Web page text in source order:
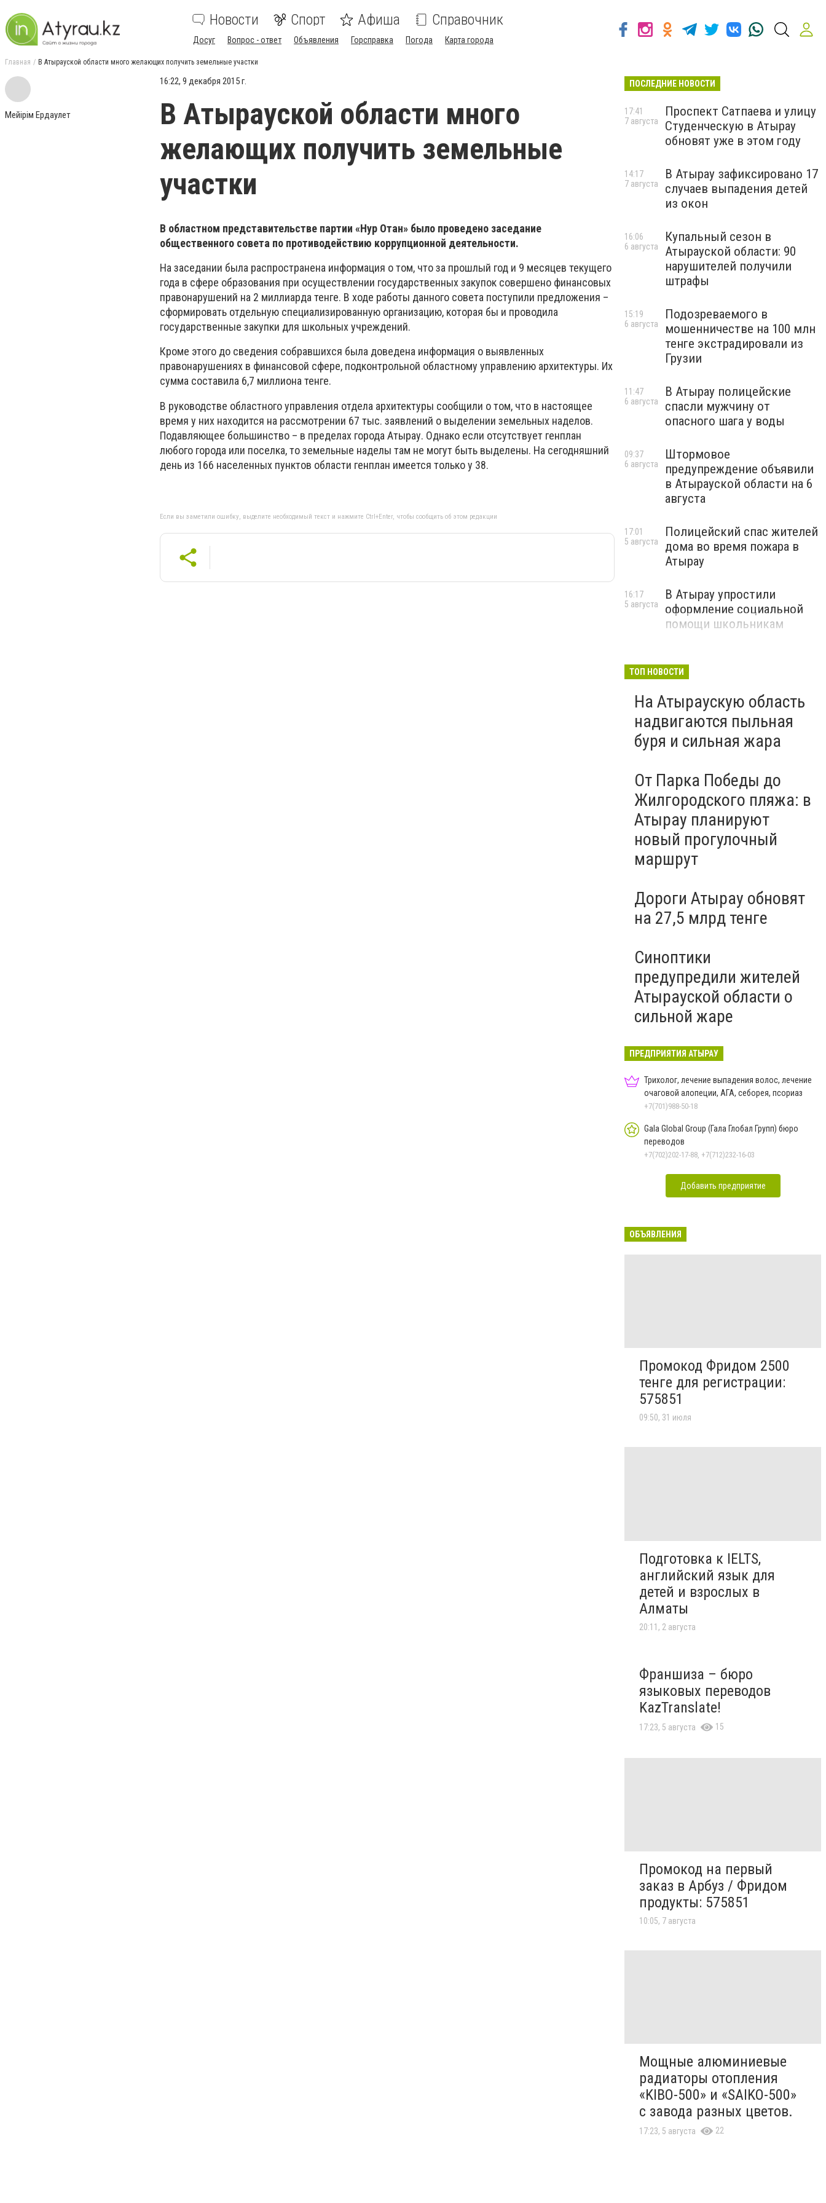
Новости Спорт Афиша Справочник
Досуг Вопрос - ответ Объявления Горсправка Погода Карта города
Главная В Атырауской области много желающих получить земельные участки
Мейiрiм Ердаулет
16:22, 9 декабря 2015 г.
В Атырауской области много
желающих получить земельные
участки
В областном представительстве партии «Нур Отан» было проведено заседание
общественного совета по противодействию коррупционной деятельности.
На заседании была распространена информация о том, что за прошлый год и 9 месяцев текущего
года в сфере образования при осуществлении государственных закупок совершено финансовых
правонарушений на 2 миллиарда тенге. В ходе работы данного совета поступили предложения –
сформировать отдельную специализированную организацию, которая бы и проводила
государственные закупки для школьных учреждений.
Кроме этого до сведения собравшихся была доведена информация о выявленных
правонарушениях в финансовой сфере, подконтрольной областному управлению архитектуры. Их
сумма составила 6,7 миллиона тенге.
В руководстве областного управления отдела архитектуры сообщили о том, что в настоящее
время у них находится на рассмотрении 67 тыс. заявлений о выделении земельных наделов.
Подавляющее большинство – в пределах города Атырау. Однако если отсутствует генплан
любого города или поселка, то земельные наделы там не могут быть выделены. На сегодняшний
день из 166 населенных пунктов области генплан имеется только у 38.
Если вы заметили ошибку, выделите необходимый текст и нажмите Ctrl+Enter, чтобы сообщить об этом редакции
ПОСЛЕДНИЕ НОВОСТИ
Проспект Сатпаева и улицу
Студенческую в Атырау
обновят уже в этом году
17:41
7 августа
В Атырау зафиксировано 17
случаев выпадения детей
из окон
14:17
7 августа
Купальный сезон в
Атырауской области: 90
нарушителей получили
штрафы
16:06
6 августа
Подозреваемого в
мошенничестве на 100 млн
тенге экстрадировали из
Грузии
15:19
6 августа
В Атырау полицейские
спасли мужчину от
опасного шага у воды
11:47
6 августа
Штормовое
предупреждение объявили
в Атырауской области на 6
августа
09:37
6 августа
Полицейский спас жителей
дома во время пожара в
Атырау
17:01
5 августа
В Атырау упростили
оформление социальной
помощи школьникам
16:17
5 августа
ТОП НОВОСТИ
На Атыраускую область
надвигаются пыльная
буря и сильная жара
От Парка Победы до
Жилгородского пляжа: в
Атырау планируют
новый прогулочный
маршрут
Дороги Атырау обновят
на 27,5 млрд тенге
Синоптики
предупредили жителей
Атырауской области о
сильной жаре
ПРЕДПРИЯТИЯ АТЫРАУ
Трихолог, лечение выпадения волос, лечение
очаговой алопеции, АГА, себорея, псориаз
+7(701)988-50-18
Gala Global Group (Гала Глобал Групп) бюро
переводов
+7(702)202-17-88, +7(712)232-16-03
Добавить предприятие
ОБЪЯВЛЕНИЯ
Промокод Фридом 2500
тенге для регистрации:
575851
09:50, 31 июля
Подготовка к IELTS,
английский язык для
детей и взрослых в
Алматы
20:11, 2 августа
Франшиза – бюро
языковых переводов
KazTranslate!
17:23, 5 августа 15
Промокод на первый
заказ в Арбуз / Фридом
продукты: 575851
10:05, 7 августа
Мощные алюминиевые
радиаторы отопления
«KIBO-500» и «SAIKO-500»
с завода разных цветов.
17:23, 5 августа 22